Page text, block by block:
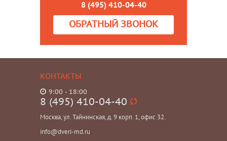
8 (495) 410-04-40
ОБРАТНЫЙ ЗВОНОК
КОНТАКТЫ
9:00 - 18:00
8 (495) 410-04-40
Москва, ул. Тайнинская, д. 9 корп. 1, офис 32.
info@dveri-md.ru